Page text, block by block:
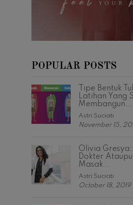
POPULAR POSTS
Tipe Bentuk
Latihan Yang
Membangun...
Astri Suciati
November 15,
Olivia Gresya:
Dokter
Masak...
Astri Suciati
October 18, 2019